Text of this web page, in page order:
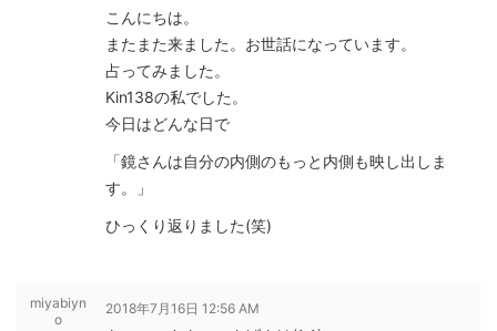
こんにちは。
またまた来ました。お世話になっています。
占ってみました。
Kin138の私でした。
今日はどんな日で
「鏡さんは自分の内側のもっと内側も映し出しま
す。」
ひっくり返りました(笑)
miyabiyn
o
2018年7月16日 12:56 AM